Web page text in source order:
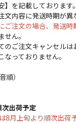
を記載しております
文内容に発送時期が異
注文の場合、発送時
ん。
ご注文キャンセルは
っておりません。
順）
出荷予定
8月上旬より順次出荷